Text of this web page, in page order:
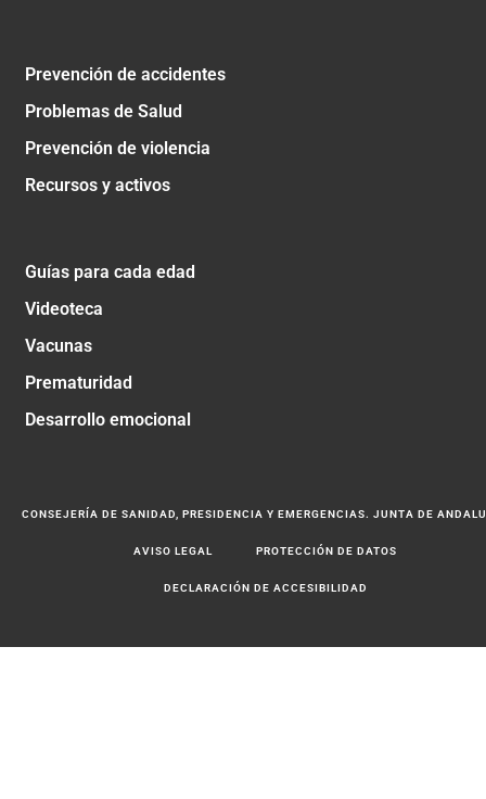
Prevención de accidentes
Problemas de Salud
Prevención de violencia
Recursos y activos
Guías para cada edad
Videoteca
Vacunas
Prematuridad
Desarrollo emocional
CONSEJERÍA DE SANIDAD, PRESIDENCIA Y EMERGENCIAS. JUNTA DE
AVISO LEGAL PROTECCIÓN DE DATOS
DECLARACIÓN DE ACCESIBILIDAD